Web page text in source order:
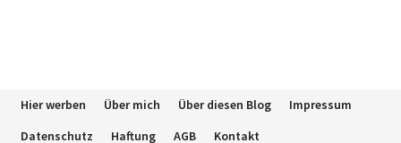
Hier werben Über mich Über diesen Blog
Impressum
Datenschutz
Haftung AGB Kontakt